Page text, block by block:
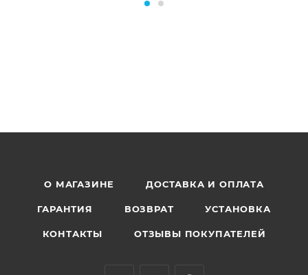
О МАГАЗИНЕ ДОСТАВКА И ОПЛАТА
ГАРАНТИЯ ВОЗВРАТ УСТАНОВКА
КОНТАКТЫ ОТЗЫВЫ ПОКУПАТЕЛЕЙ